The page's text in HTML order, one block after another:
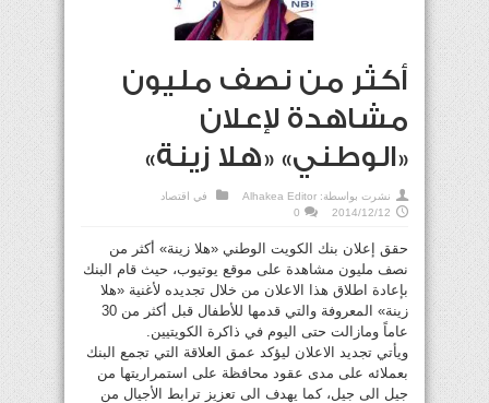
أكثر من نصف مليون
مشاهدة لإعلان
«الوطني» «هلا زينة»
نشرت بواسطة: Alhakea Editor في اقتصاد
2014/12/12
0
حقق إعلان بنك الكويت الوطني «هلا زينة» أكثر من
نصف مليون مشاهدة على موقع يوتيوب، حيث قام البنك
بإعادة اطلاق هذا الاعلان من خلال تجديده لأغنية «هلا
زينة» المعروفة والتي قدمها للأطفال قبل أكثر من 30
عاماً ومازالت حتى اليوم في ذاكرة الكويتيين.
ويأتي تجديد الاعلان ليؤكد عمق العلاقة التي تجمع البنك
بعملائه على مدى عقود محافظة على استمراريتها من
جيل الى جيل، كما يهدف الى تعزيز ترابط الأجيال من